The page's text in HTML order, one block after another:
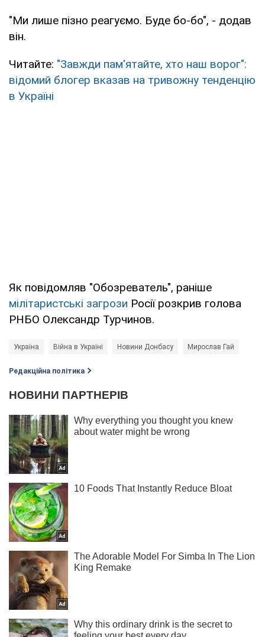
"Ми лише пізно реагуємо. Буде бо-бо", - додав
він.
Читайте: "Завжди пам'ятайте, хто наш ворог":
відомий блогер вказав на тривожну тенденцію
в Україні
Як повідомляв "Обозреватель", раніше
мілітаристські загрози Росії розкрив голова
РНБО Олександр Турчинов.
Україна Війна в Україні Новини Донбасу Мирослав Гай
Редакційна політика